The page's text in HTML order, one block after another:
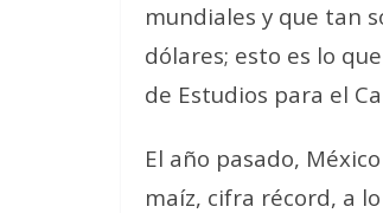
mundiales y que tan
dólares; esto es lo
de Estudios para el
El año pasado,
maíz, cifra récord, a